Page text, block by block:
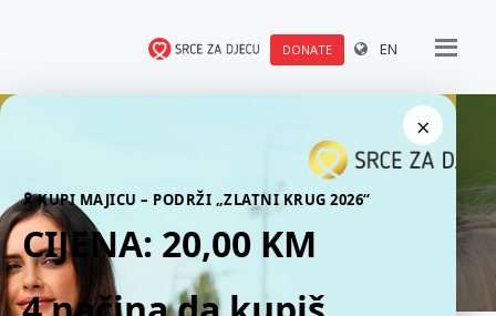
DONATE EN
×
🎗 KUPI MAJICU – PODRŽI „ZLATNI KRUG 2026“
CIJENA: 20,00 KM
Press releases